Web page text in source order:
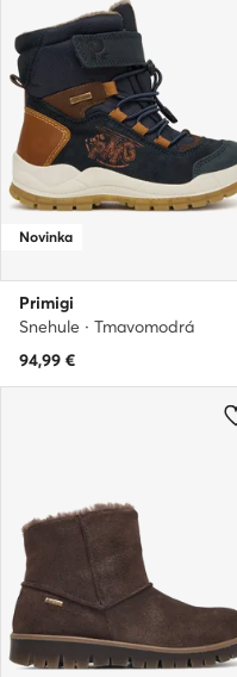
Novinka
Primigi
Snehule · Tmavomodrá
94,99 €